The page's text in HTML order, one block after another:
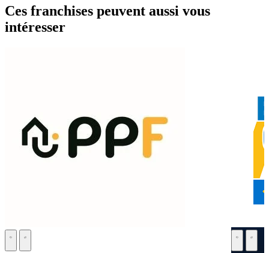
Ces franchises peuvent aussi vous
intéresser